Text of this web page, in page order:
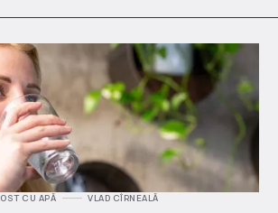
CU APĂ VLAD CÎRNEALĂ